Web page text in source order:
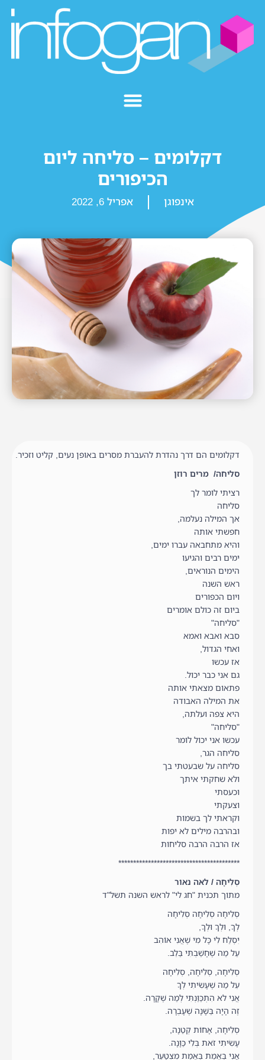
דקלומים – סליחה ליום
הכיפורים
אינפוגן אפריל 6, 2022
דקלומים הם דרך נהדרת להעברת מסרים באופן נעים, קליט וזכיר.
סליחה/ מרים רוזן
רציתי לומר לך
סליחה
אך המילה נעלמה,
חפשתי אותה
והיא מתחבאה עברו ימים,
ימים רבים והגיעו
הימים הנוראים,
ראש השנה
ויום הכפורים
ביום זה כולם אומרים
"סליחה"
סבא ואבא ואמא
ואחי הגדול,
אז עכשו
גם אני כבר יכול.
פתאום מצאתי אותה
את המילה האבודה
היא צפה ועלתה,
"סליחה"
עכשו אני יכול לומר
סליחה הגר,
סליחה על שבעטתי בך
ולא שחקתי איתך
וכעסתי
וצעקתי
וקראתי לך בשמות
ובהרבה מילים לא יפות
אז הרבה הרבה סליחות
*****************************************
סְלִיחָה / לאה נאור
מתוך תכנית "חג לי" לראש השנה תשל"ד
סְלִיחָה סְלִיחָה סְלִיחָה
לְךָ, וּלְךָ וּלְךָ,
יִסְלַח לִי כָּל מִי שֶׁאֲנִי אוֹהִב
עַל מַה שֶׁחָשַׁבְתִּי בַּלֵב.
סְלִיחָה, סְלִיחָה, סְלִיחָה
עֵל מַה שֶׁעָשִׂיתִי לְךָ
אֲנִי לא הִתְכַּוַּנְתִּי לְמַה שֶׁקָרָה.
זֶה הָיָה בַּשָּׁנָה שֶׁעָבְרָה.
סְלִיחָה, אָחוֹת קְטַנָה,
עָשִׂיתִי זֹאת בְּלִי כַּוָּנָה.
אֲנִי בֶּאֱמֶת בֶּאֱמֶת מִצְטַעֵר,